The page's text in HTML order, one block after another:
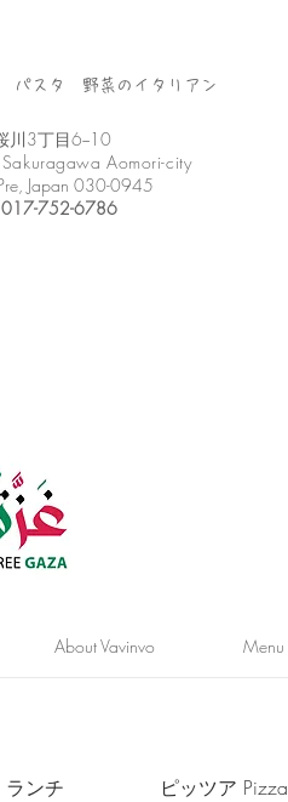
パスタ 野菜のイタリアン
川3丁目6−10
Aomori-city
Japan 030-0945
017-752-6786​
About Vavinvo Menu
ランチ ピッツア Pizza